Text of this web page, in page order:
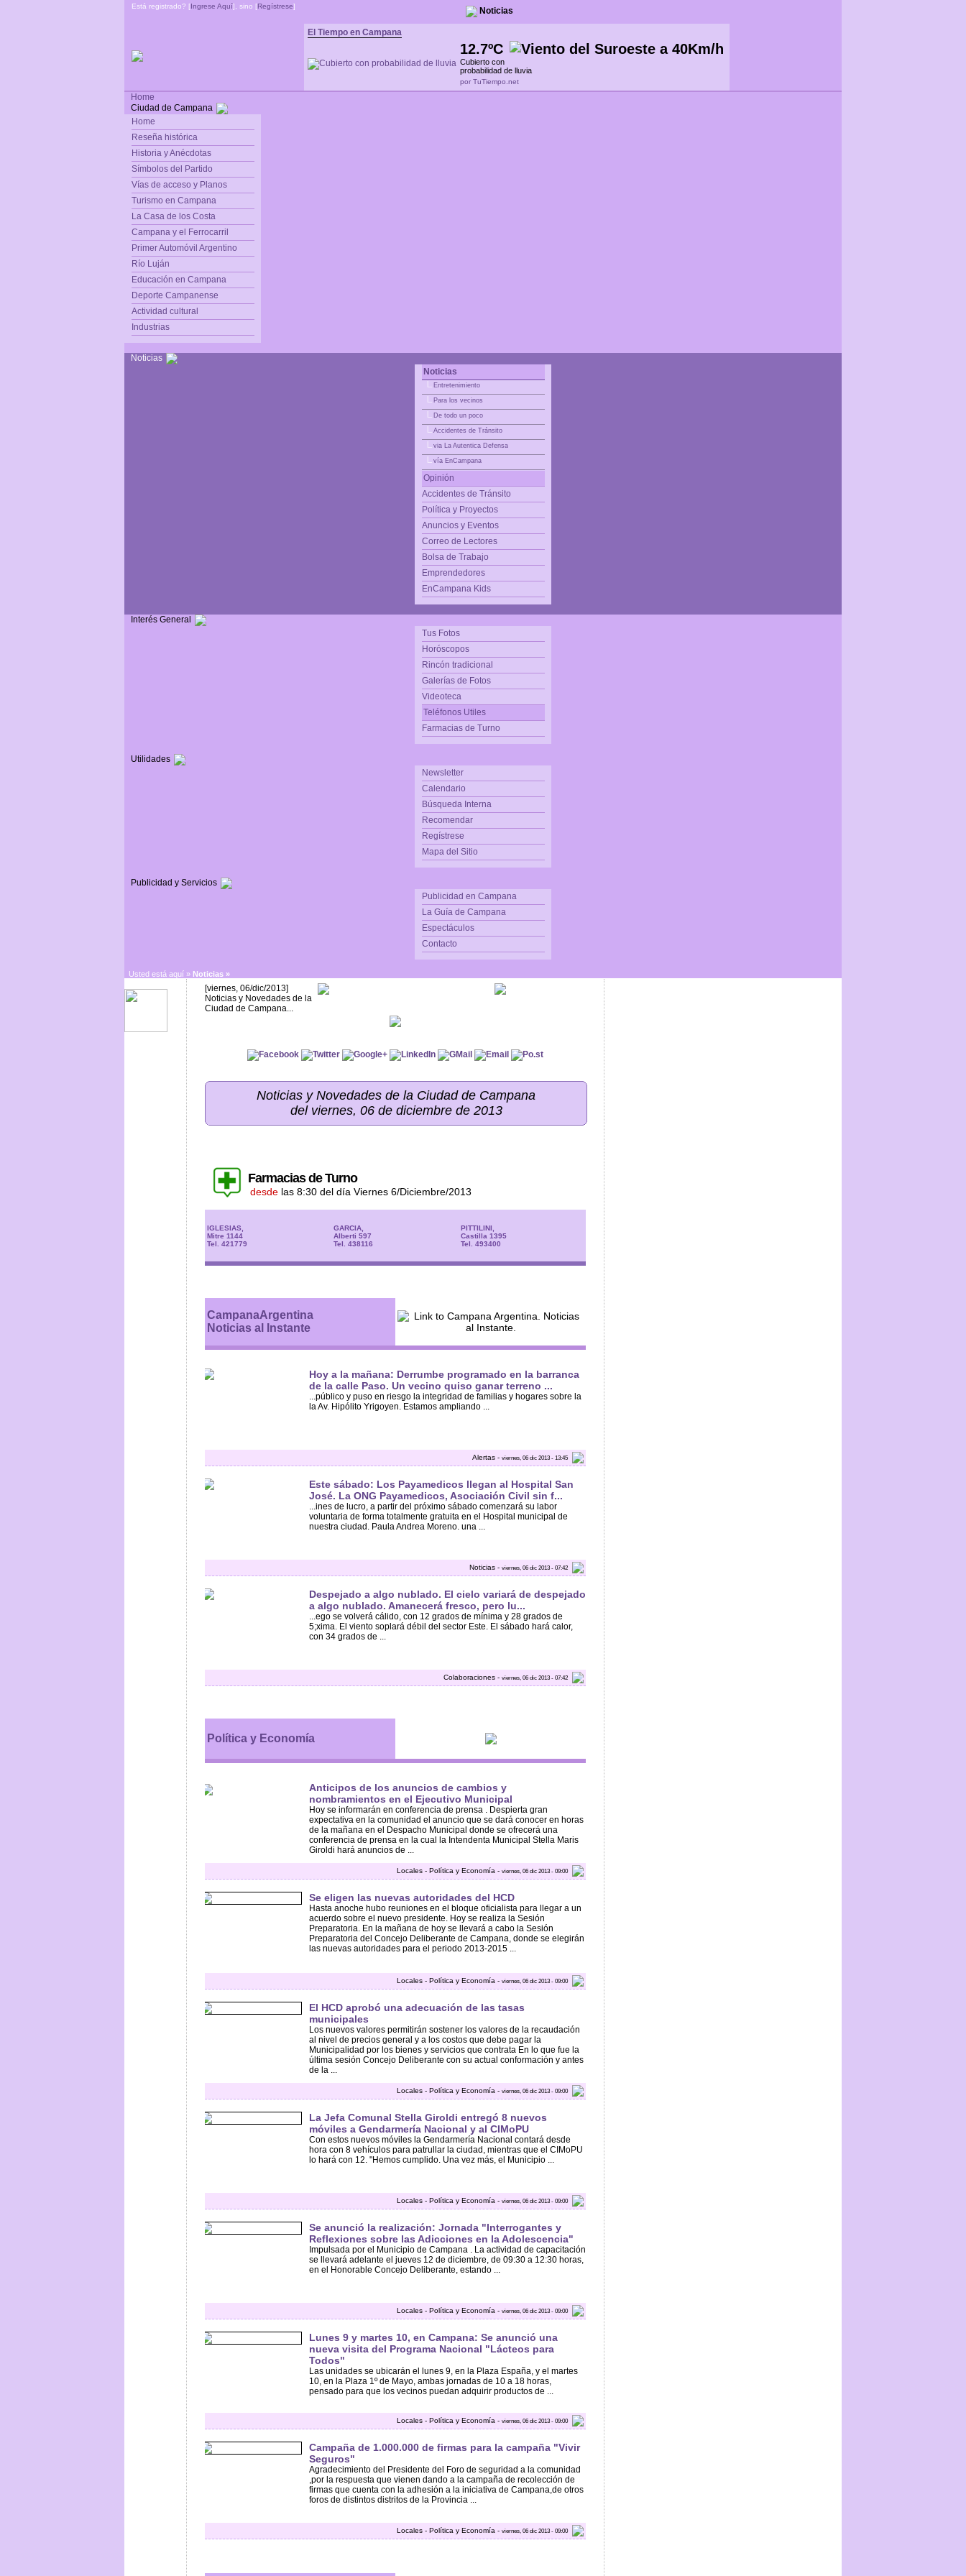
Está registrado? [Ingrese Aquí], sino [Regístrese] Noticias
El Tiempo en Campana
12.7ºC
Cubierto con
probabilidad de lluvia
por TuTiempo.net
Home
Ciudad de Campana
Home
Reseña histórica
Historia y Anécdotas
Símbolos del Partido
Vías de acceso y Planos
Turismo en Campana
La Casa de los Costa
Campana y el Ferrocarril
Primer Automóvil Argentino
Río Luján
Educación en Campana
Deporte Campanense
Actividad cultural
Industrias
Noticias
Noticias
Entretenimiento
Para los vecinos
De todo un poco
Accidentes de Tránsito
via La Autentica Defensa
vía EnCampana
Opinión
Accidentes de Tránsito
Política y Proyectos
Anuncios y Eventos
Correo de Lectores
Bolsa de Trabajo
Emprendedores
EnCampana Kids
Interés General
Tus Fotos
Horóscopos
Rincón tradicional
Galerías de Fotos
Videoteca
Teléfonos Utiles
Farmacias de Turno
Utilidades
Newsletter
Calendario
Búsqueda Interna
Recomendar
Regístrese
Mapa del Sitio
Publicidad y Servicios
Publicidad en Campana
La Guía de Campana
Espectáculos
Contacto
Usted está aquí » Noticias »
[viernes, 06/dic/2013]
Noticias y Novedades de la
Ciudad de Campana...
Noticias y Novedades de la Ciudad de Campana
del viernes, 06 de diciembre de 2013
Farmacias de Turno
desde las 8:30 del día Viernes 6/Diciembre/2013
IGLESIAS,
Mitre 1144
Tel. 421779
GARCIA,
Alberti 597
Tel. 438116
PITTILINI,
Castilla 1395
Tel. 493400
CampanaArgentina
Noticias al Instante
Hoy a la mañana: Derrumbe programado en la barranca
de la calle Paso. Un vecino quiso ganar terreno ...
...público y puso en riesgo la integridad de familias y hogares sobre la
la Av. Hipólito Yrigoyen. Estamos ampliando ...
Alertas - viernes, 06 dic 2013 - 13:45
Este sábado: Los Payamedicos llegan al Hospital San
José. La ONG Payamedicos, Asociación Civil sin f...
...ines de lucro, a partir del próximo sábado comenzará su labor
voluntaria de forma totalmente gratuita en el Hospital municipal de
nuestra ciudad. Paula Andrea Moreno. una ...
Noticias - viernes, 06 dic 2013 - 07:42
Despejado a algo nublado. El cielo variará de despejado
a algo nublado. Amanecerá fresco, pero lu...
...ego se volverá cálido, con 12 grados de mínima y 28 grados de
5;xima. El viento soplará débil del sector Este. El sábado hará calor,
con 34 grados de ...
Colaboraciones - viernes, 06 dic 2013 - 07:42
Política y Economía
Anticipos de los anuncios de cambios y
nombramientos en el Ejecutivo Municipal
Hoy se informarán en conferencia de prensa . Despierta gran
expectativa en la comunidad el anuncio que se dará conocer en horas
de la mañana en el Despacho Municipal donde se ofrecerá una
conferencia de prensa en la cual la Intendenta Municipal Stella Maris
Giroldi hará anuncios de ...
Locales - Política y Economía - viernes, 06 dic 2013 - 09:00
Se eligen las nuevas autoridades del HCD
Hasta anoche hubo reuniones en el bloque oficialista para llegar a un
acuerdo sobre el nuevo presidente. Hoy se realiza la Sesión
Preparatoria. En la mañana de hoy se llevará a cabo la Sesión
Preparatoria del Concejo Deliberante de Campana, donde se elegirán
las nuevas autoridades para el periodo 2013-2015 ...
Locales - Política y Economía - viernes, 06 dic 2013 - 09:00
El HCD aprobó una adecuación de las tasas
municipales
Los nuevos valores permitirán sostener los valores de la recaudación
al nivel de precios general y a los costos que debe pagar la
Municipalidad por los bienes y servicios que contrata En lo que fue la
última sesión Concejo Deliberante con su actual conformación y antes
de la ...
Locales - Política y Economía - viernes, 06 dic 2013 - 09:00
La Jefa Comunal Stella Giroldi entregó 8 nuevos
móviles a Gendarmería Nacional y al CIMoPU
Con estos nuevos móviles la Gendarmería Nacional contará desde
hora con 8 vehículos para patrullar la ciudad, mientras que el CIMoPU
lo hará con 12. "Hemos cumplido. Una vez más, el Municipio ...
Locales - Política y Economía - viernes, 06 dic 2013 - 09:00
Se anunció la realización: Jornada "Interrogantes y
Reflexiones sobre las Adicciones en la Adolescencia"
Impulsada por el Municipio de Campana . La actividad de capacitación
se llevará adelante el jueves 12 de diciembre, de 09:30 a 12:30 horas,
en el Honorable Concejo Deliberante, estando ...
Locales - Política y Economía - viernes, 06 dic 2013 - 09:00
Lunes 9 y martes 10, en Campana: Se anunció una
nueva visita del Programa Nacional "Lácteos para
Todos"
Las unidades se ubicarán el lunes 9, en la Plaza España, y el martes
10, en la Plaza 1º de Mayo, ambas jornadas de 10 a 18 horas,
pensado para que los vecinos puedan adquirir productos de ...
Locales - Política y Economía - viernes, 06 dic 2013 - 09:00
Campaña de 1.000.000 de firmas para la campaña "Vivir
Seguros"
Agradecimiento del Presidente del Foro de seguridad a la comunidad
,por la respuesta que vienen dando a la campaña de recolección de
firmas que cuenta con la adhesión a la iniciativa de Campana,de otros
foros de distintos distritos de la Provincia ...
Locales - Política y Economía - viernes, 06 dic 2013 - 09:00